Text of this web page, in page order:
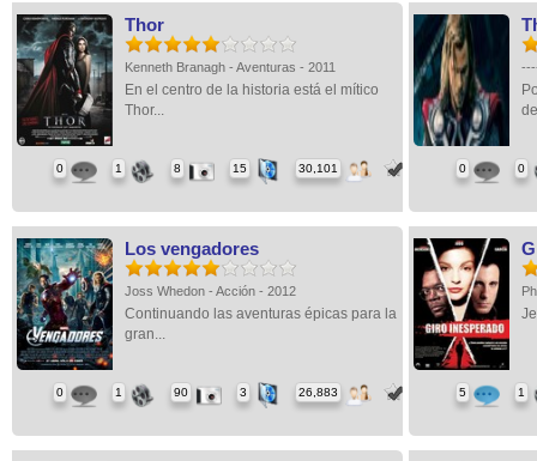
Thor
Kenneth Branagh - Aventuras - 2011
En el centro de la historia está el mítico
Thor...
0 1 8 15 30,101 0 0
Los vengadores
Joss Whedon - Acción - 2012
Continuando las aventuras épicas para la
gran...
0 1 90 3 26,883 5 1